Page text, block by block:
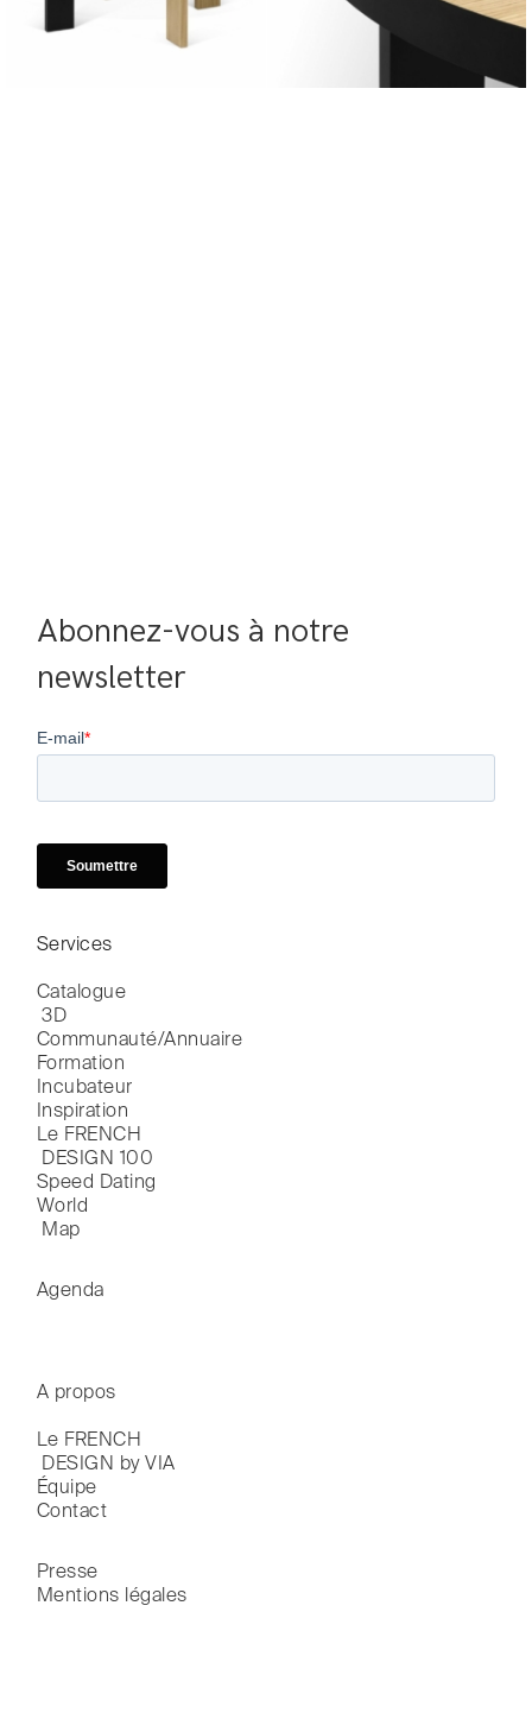
Abonnez-vous à notre
newsletter
Services
Catalogue
3D
Communauté/Annuaire
Formation
Incubateur
Inspiration
Le FRENCH
DESIGN 100
Speed Dating
World
Map
Agenda
A propos
Le FRENCH
DESIGN by VIA
Équipe
Contact
Presse
Mentions légales